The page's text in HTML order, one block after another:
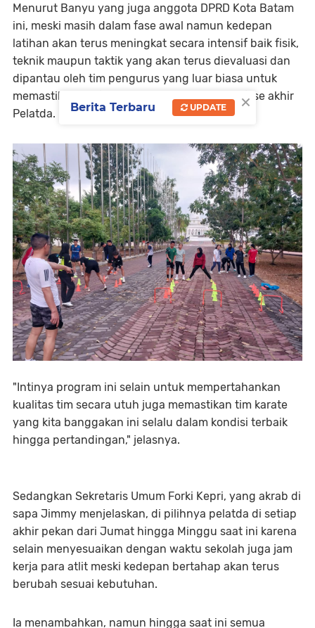
Menurut Banyu yang juga anggota DPRD Kota Batam
ini, meski masih dalam fase awal namun kedepan
latihan akan terus meningkat secara intensif baik fisik,
teknik maupun taktik yang akan terus dievaluasi dan
dipantau oleh tim pengurus yang luar biasa untuk
memastikan performa yang optimal hingga fase akhir
Pelatda.
"Intinya program ini selain untuk mempertahankan
kualitas tim secara utuh juga memastikan tim karate
yang kita banggakan ini selalu dalam kondisi terbaik
hingga pertandingan," jelasnya.
Sedangkan Sekretaris Umum Forki Kepri, yang akrab di
sapa Jimmy menjelaskan, di pilihnya pelatda di setiap
akhir pekan dari Jumat hingga Minggu saat ini karena
selain menyesuaikan dengan waktu sekolah juga jam
kerja para atlit meski kedepan bertahap akan terus
berubah sesuai kebutuhan.
Ia menambahkan, namun hingga saat ini semua
×
Berita Terbaru UPDATE